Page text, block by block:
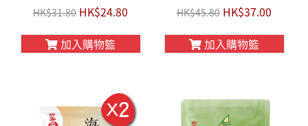
HK$31.80HK$24.80
加入購物籃
HK$45.80HK$37.00
加入購物籃